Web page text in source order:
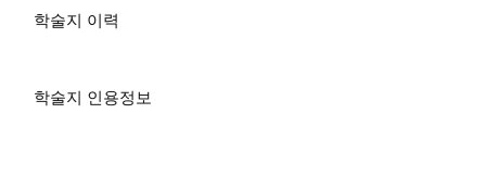
학술지 이력
학술지 인용정보